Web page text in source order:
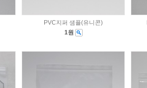
PVC지퍼 샘플(유니콘)
1원